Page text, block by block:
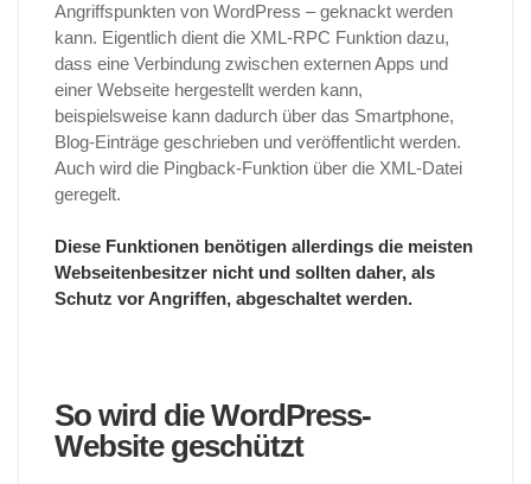
Angriffspunkten von WordPress – geknackt werden
kann. Eigentlich dient die XML-RPC Funktion dazu,
dass eine Verbindung zwischen externen Apps und
einer Webseite hergestellt werden kann,
beispielsweise kann dadurch über das Smartphone,
Blog-Einträge geschrieben und veröffentlicht werden.
Auch wird die Pingback-Funktion über die XML-Datei
geregelt.
Diese Funktionen benötigen allerdings die meisten
Webseitenbesitzer nicht und sollten daher, als
Schutz vor Angriffen, abgeschaltet werden.
So wird die WordPress-
Website geschützt